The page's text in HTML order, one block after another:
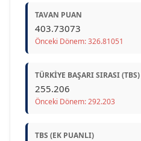
TAVAN PUAN
403.73073
Önceki Dönem: 326.81051
TÜRKIYE BAŞARI SIRASI (TBS)
255.206
Önceki Dönem: 292.203
TBS (EK PUANLI)